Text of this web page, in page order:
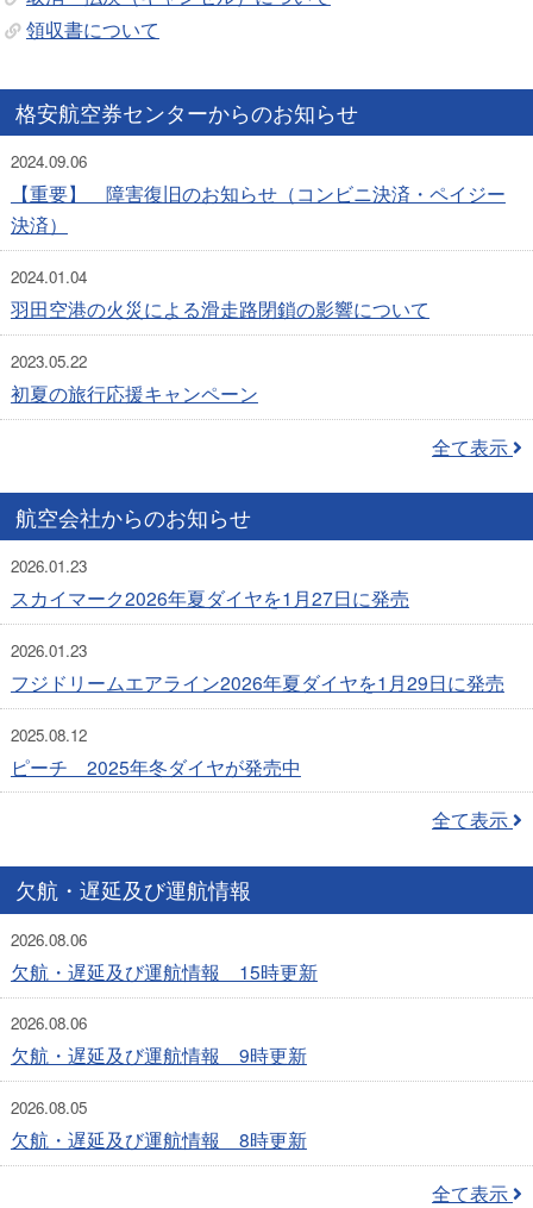
領収書について
格安航空券センターからのお知らせ
2024.09.06
【重要】 障害復旧のお知らせ（コンビニ決済・ペイジー
決済）
2024.01.04
羽田空港の火災による滑走路閉鎖の影響について
2023.05.22
初夏の旅行応援キャンペーン
全て表示
航空会社からのお知らせ
2026.01.23
スカイマーク2026年夏ダイヤを1月27日に発売
2026.01.23
フジドリームエアライン2026年夏ダイヤを1月29日に発売
2025.08.12
ピーチ 2025年冬ダイヤが発売中
全て表示
欠航・遅延及び運航情報
2026.08.06
欠航・遅延及び運航情報 15時更新
2026.08.06
欠航・遅延及び運航情報 9時更新
2026.08.05
欠航・遅延及び運航情報 8時更新
全て表示